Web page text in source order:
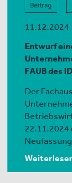
Beitrag
11.12.2024
Entwurf
FAUB des
Der
22.11.2024